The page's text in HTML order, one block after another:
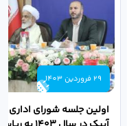
29 فروردین 1403
اولین جلسه شورای اداری